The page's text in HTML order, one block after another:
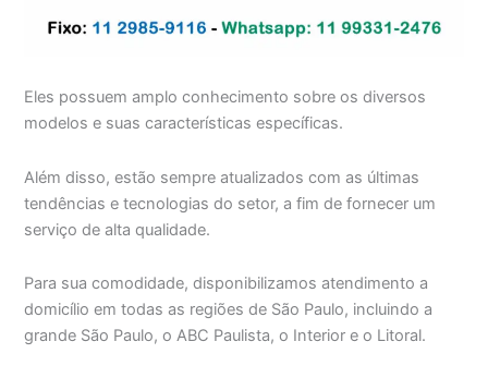
Eles possuem amplo conhecimento sobre os diversos
modelos e suas características específicas.
Além disso, estão sempre atualizados com as últimas
tendências e tecnologias do setor, a fim de fornecer um
serviço de alta qualidade.
Para sua comodidade, disponibilizamos atendimento a
domicílio em todas as regiões de São Paulo, incluindo a
grande São Paulo, o ABC Paulista, o Interior e o Litoral.